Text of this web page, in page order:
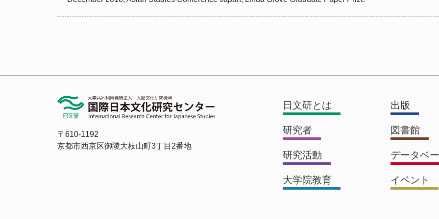
〒610-1192
京都市西京区御陵大枝山町3丁目2番地
日文研とは
研究者
研究活動
大学院教育
出版
図書館
データベ
イベント